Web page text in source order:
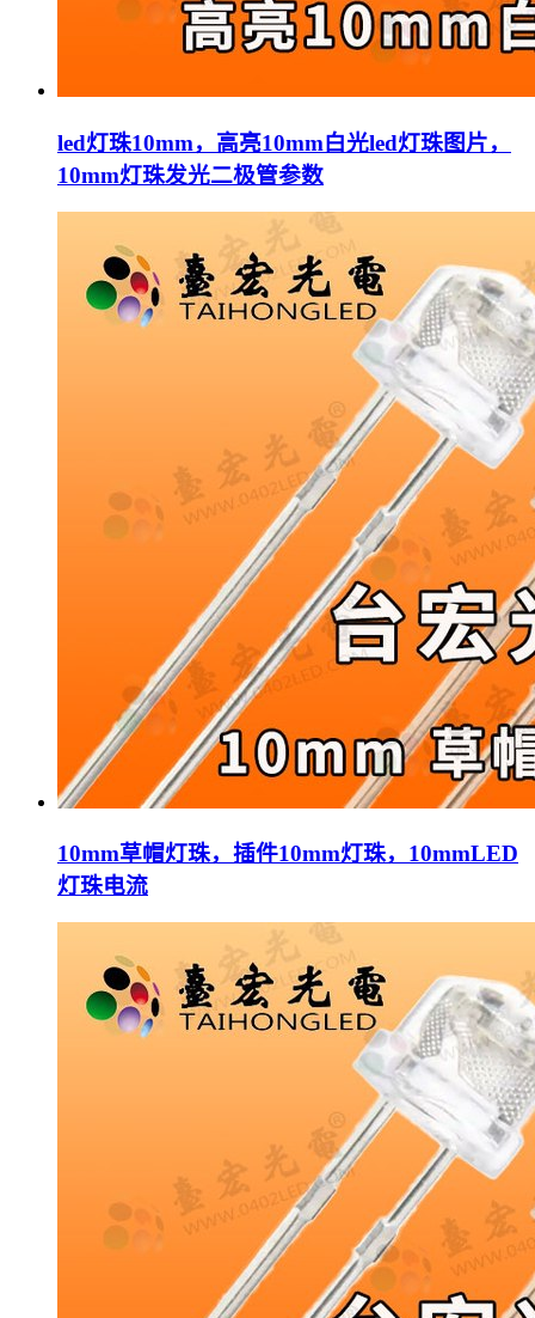
led灯珠10mm，高亮10mm白光led灯珠图片，
10mm灯珠发光二极管参数
10mm草帽灯珠，插件10mm灯珠，10mmLED
灯珠电流